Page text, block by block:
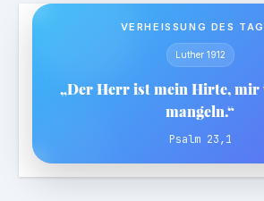
VERHEISSUNG DES
Luther 1912
„Der Herr ist mein Hirte,
mangeln.“
Psalm 23,1